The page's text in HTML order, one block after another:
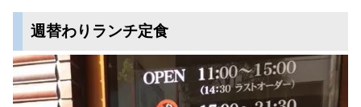
週替わりランチ定食